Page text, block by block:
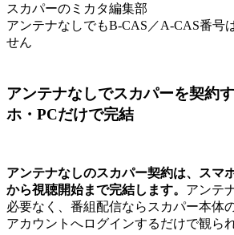
スカパーのミカタ編集部
アンテナなしでもB-CAS／A-CAS番号
せん
アンテナなしでスカパーを契約
ホ・PCだけで完結
アンテナなしのスカパー契約は、スマ
から視聴開始まで完結します。 アンテ
必要なく、番組配信ならスカパー本体
アカウントへログインするだけで観ら